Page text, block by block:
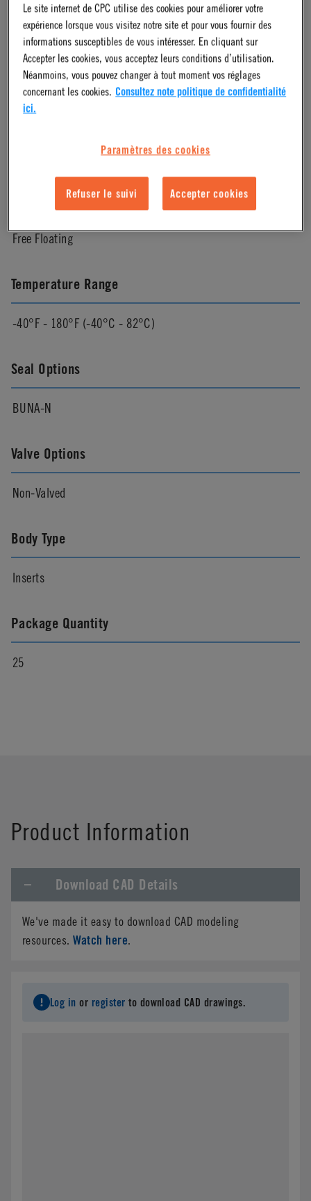
Pressure Range
Vacuum to 120 psi, 8.3 bar
Color
Mounting Option
Free Floating
Temperature Range
-40°F - 180°F (-40°C - 82°C)
Seal Options
BUNA-N
Valve Options
Non-Valved
Body Type
Inserts
Package Quantity
25
Product Information
Download CAD Details
We've made it easy to download CAD modeling
resources.Watch here.
Log in or register to download CAD drawings.
Le site internet de CPC utilise des cookies pour améliorer votre
expérience lorsque vous visitez notre site et pour vous fournir des
informations susceptibles de vous intéresser. En cliquant sur
Accepter les cookies, vous acceptez leurs conditions d’utilisation.
Néanmoins, vous pouvez changer à tout moment vos réglages
concernant les cookies. Consultez note politique de confidentialité
ici.
Paramètres des cookies
Refuser le suivi Accepter cookies